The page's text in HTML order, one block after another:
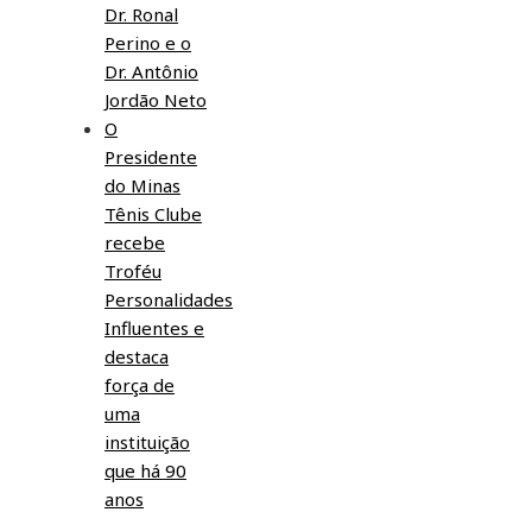
Dr. Ronal
Perino e o
Dr. Antônio
Jordão Neto
O
Presidente
do Minas
Tênis Clube
recebe
Troféu
Personalidades
Influentes e
destaca
força de
uma
instituição
que há 90
anos